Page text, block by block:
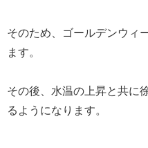
そのため、ゴールデンウィ
ます。
その後、水温の上昇と共に
るようになります。